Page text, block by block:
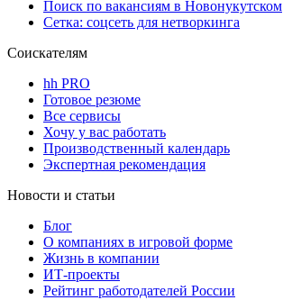
Поиск по вакансиям в Новонукутском
Сетка: соцсеть для нетворкинга
Соискателям
hh PRO
Готовое резюме
Все сервисы
Хочу у вас работать
Производственный календарь
Экспертная рекомендация
Новости и статьи
Блог
О компаниях в игровой форме
Жизнь в компании
ИТ-проекты
Рейтинг работодателей России